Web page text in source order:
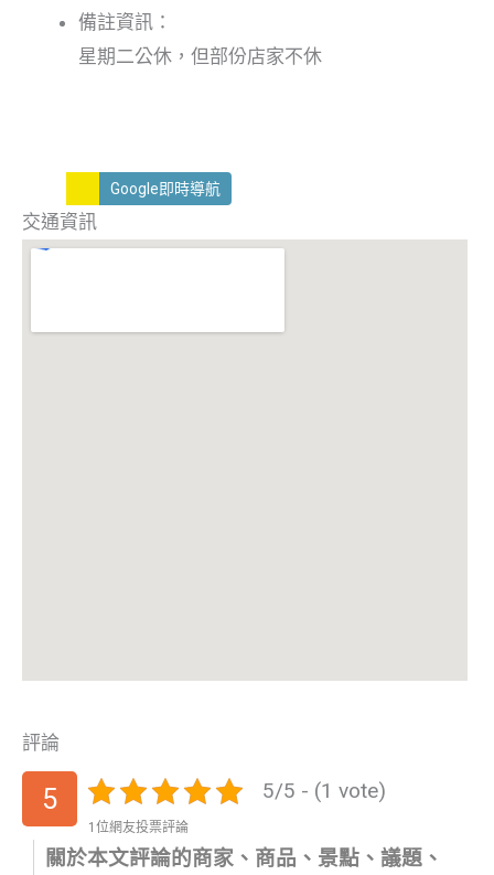
備註資訊：
星期二公休，但部份店家不休
Google即時導航
交通資訊
評論
5 5/5 - (1 vote)
1位網友投票評論
關於本文評論的商家、商品、景點、議題、